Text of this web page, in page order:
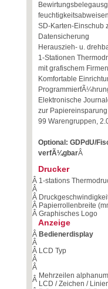
SD-Karten-Einschub
Datensicherung
Herauszieh- u.
1-Stationen
mit grafischem
Komfortable
Elektronische
zur Papiereinsparung
99 Warengruppen,
Optional: GDPdU/
verfÃ¼gbarÂ
Drucker
Â 1-stations
Â
Â
Â Papierrollenbreite
Â Graphisches Logo
Anzeige
Â Bedienerdisplay
Â
Â LCD Typ
Â
Â
Â Mehrzeilen
LCD / Zeichen /